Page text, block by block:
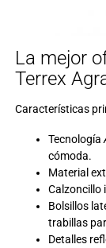
La mejor
Terrex
Características
Tecnología
cómoda.
Material
Calzoncillo
Bolsillos
trabillas
Detalles